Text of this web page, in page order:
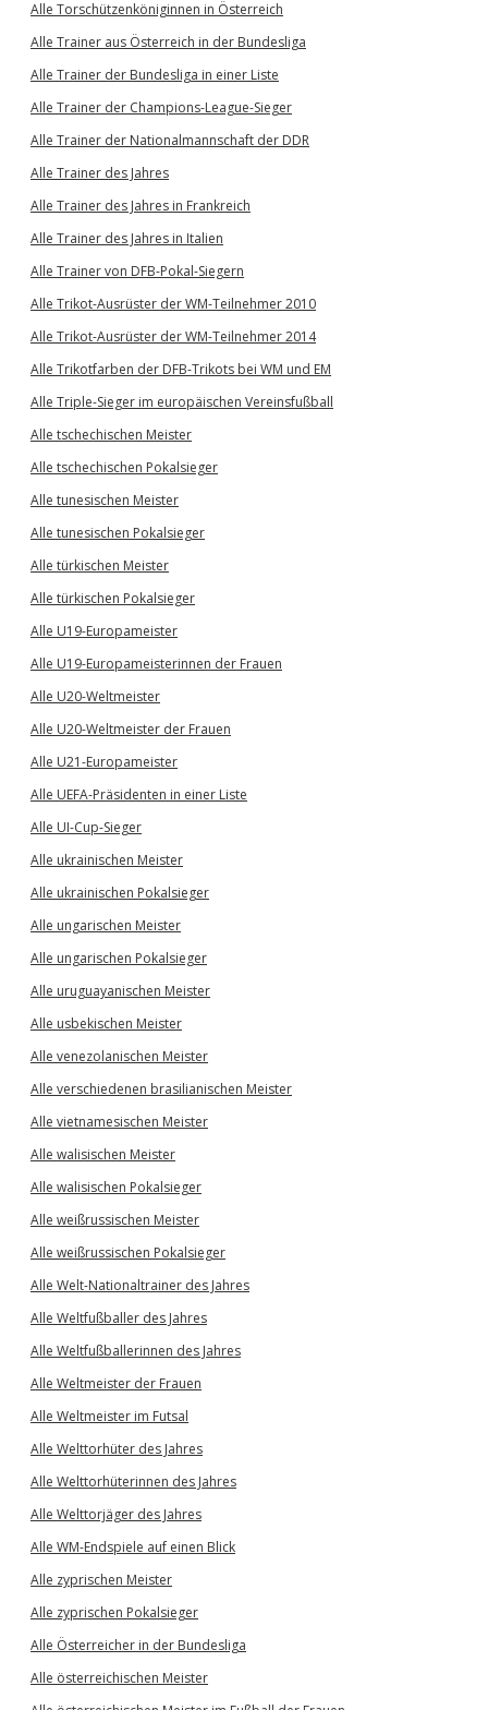
Alle Torschützenköniginnen in Österreich
Alle Trainer aus Österreich in der Bundesliga
Alle Trainer der Bundesliga in einer Liste
Alle Trainer der Champions-League-Sieger
Alle Trainer der Nationalmannschaft der DDR
Alle Trainer des Jahres
Alle Trainer des Jahres in Frankreich
Alle Trainer des Jahres in Italien
Alle Trainer von DFB-Pokal-Siegern
Alle Trikot-Ausrüster der WM-Teilnehmer 2010
Alle Trikot-Ausrüster der WM-Teilnehmer 2014
Alle Trikotfarben der DFB-Trikots bei WM und EM
Alle Triple-Sieger im europäischen Vereinsfußball
Alle tschechischen Meister
Alle tschechischen Pokalsieger
Alle tunesischen Meister
Alle tunesischen Pokalsieger
Alle türkischen Meister
Alle türkischen Pokalsieger
Alle U19-Europameister
Alle U19-Europameisterinnen der Frauen
Alle U20-Weltmeister
Alle U20-Weltmeister der Frauen
Alle U21-Europameister
Alle UEFA-Präsidenten in einer Liste
Alle UI-Cup-Sieger
Alle ukrainischen Meister
Alle ukrainischen Pokalsieger
Alle ungarischen Meister
Alle ungarischen Pokalsieger
Alle uruguayanischen Meister
Alle usbekischen Meister
Alle venezolanischen Meister
Alle verschiedenen brasilianischen Meister
Alle vietnamesischen Meister
Alle walisischen Meister
Alle walisischen Pokalsieger
Alle weißrussischen Meister
Alle weißrussischen Pokalsieger
Alle Welt-Nationaltrainer des Jahres
Alle Weltfußballer des Jahres
Alle Weltfußballerinnen des Jahres
Alle Weltmeister der Frauen
Alle Weltmeister im Futsal
Alle Welttorhüter des Jahres
Alle Welttorhüterinnen des Jahres
Alle Welttorjäger des Jahres
Alle WM-Endspiele auf einen Blick
Alle zyprischen Meister
Alle zyprischen Pokalsieger
Alle Österreicher in der Bundesliga
Alle österreichischen Meister